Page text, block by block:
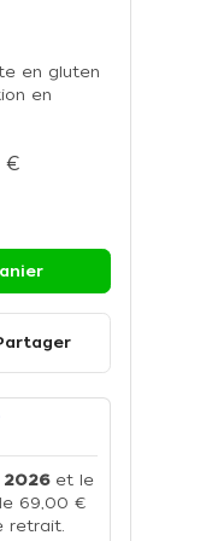
en gluten
en
€
et le
69,00 €
retrait.